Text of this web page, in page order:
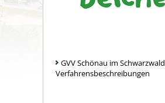
GVV Schönau im Schwarzwald
Verfahrensbeschreibungen